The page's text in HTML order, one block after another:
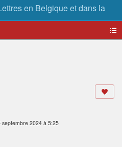
septembre 2024 à 5:25